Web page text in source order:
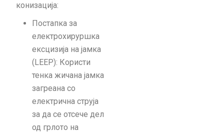
конизација:
Постапка за
електрохируршка
ексцизија на јамка
(LEEP): Користи
тенка жичана јамка
загреана со
електрична струја
за да се отсече дел
од грлото на